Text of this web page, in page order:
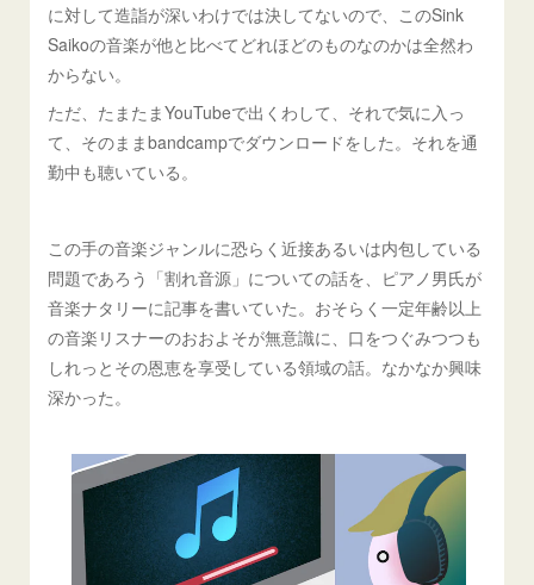
に対して造詣が深いわけでは決してないので、このSink
Saikoの音楽が他と比べてどれほどのものなのかは全然わ
からない。
ただ、たまたまYouTubeで出くわして、それで気に入っ
て、そのままbandcampでダウンロードをした。それを通
勤中も聴いている。
この手の音楽ジャンルに恐らく近接あるいは内包している
問題であろう「割れ音源」についての話を、ピアノ男氏が
音楽ナタリーに記事を書いていた。おそらく一定年齢以上
の音楽リスナーのおおよそが無意識に、口をつぐみつつも
しれっとその恩恵を享受している領域の話。なかなか興味
深かった。